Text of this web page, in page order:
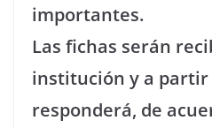
importantes.
Las fichas serán
institución y a partir
responderá, de